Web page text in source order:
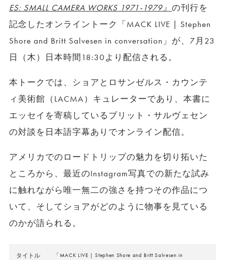
ES: SMALL CAMERA WORKS 1971-1979』の刊行を
記念したオンライントーク「MACK LIVE | Stephen
Shore and Britt Salvesen in conversation」が、7月23
日（木）日本時間18:30より配信される。
本トークでは、ショアとロサンゼルス・カウンテ
ィ美術館（LACMA）キュレーターであり、本書に
エッセイを寄稿しているブリット・サルヴェセン
の対談を日本語字幕ありでオンライン配信。
アメリカでのロードトリップの魅力を切り拓いた
ところから、最近のInstagram写真での新たな試み
に触れながら唯一無二の強さを持つその作品につ
いて、そしてショアがどのように物事を見ている
のかが語られる。
タイトル
「MACK LIVE | Stephen Shore and Britt Salvesen in